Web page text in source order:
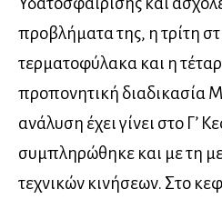
προβλήματα της, η τρίτη
τερματοφύλακα και η
προπονητική διαδικασία
ανάλυση έχει γίνει στο Γ’
συμπληρώθηκε και με τη
τεχνικών κινήσεων. Στο